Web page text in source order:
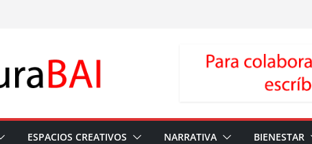
ESPACIOS CREATIVOS NARRATIVA BIENESTAR